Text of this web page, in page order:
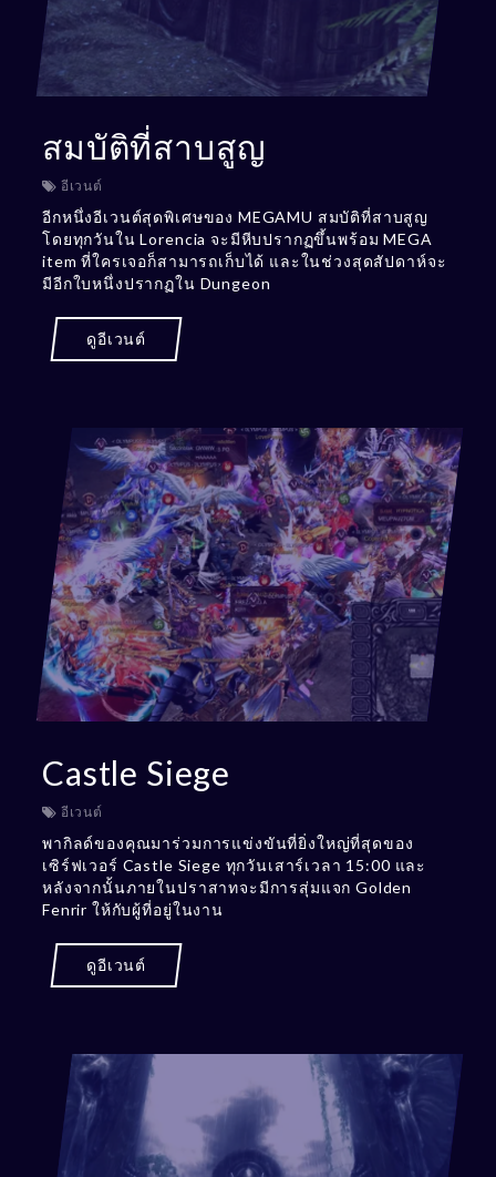
สมบัติที่สาบสูญ
อีเวนต์
อีกหนึ่งอีเวนต์สุดพิเศษของ MEGAMU สมบัติที่สาบสูญ
โดยทุกวันใน Lorencia จะมีหีบปรากฏขึ้นพร้อม MEGA
item ที่ใครเจอก็สามารถเก็บได้ และในช่วงสุดสัปดาห์จะ
มีอีกใบหนึ่งปรากฏใน Dungeon
ดูอีเวนต์
Castle Siege
อีเวนต์
พากิลด์ของคุณมาร่วมการแข่งขันที่ยิ่งใหญ่ที่สุดของ
เซิร์ฟเวอร์ Castle Siege ทุกวันเสาร์เวลา 15:00 และ
หลังจากนั้นภายในปราสาทจะมีการสุ่มแจก Golden
Fenrir ให้กับผู้ที่อยู่ในงาน
ดูอีเวนต์